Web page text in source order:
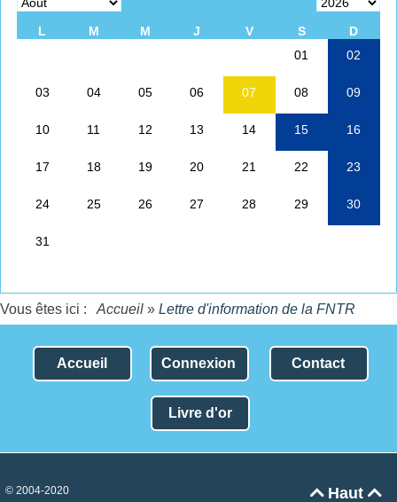
Vous êtes ici : Accueil » Lettre d'information de la FNTR
Accueil Connexion Contact
Livre d'or
Haut 
© 2004-2020